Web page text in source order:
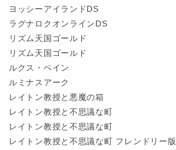
ヨッシーアイランドDS
ラグナロクオンラインDS
リズム天国ゴールド
リズム天国ゴールド
ルクス・ペイン
ルミナスアーク
レイトン教授と悪魔の箱
レイトン教授と不思議な町
レイトン教授と不思議な町
レイトン教授と不思議な町 フレンドリー版